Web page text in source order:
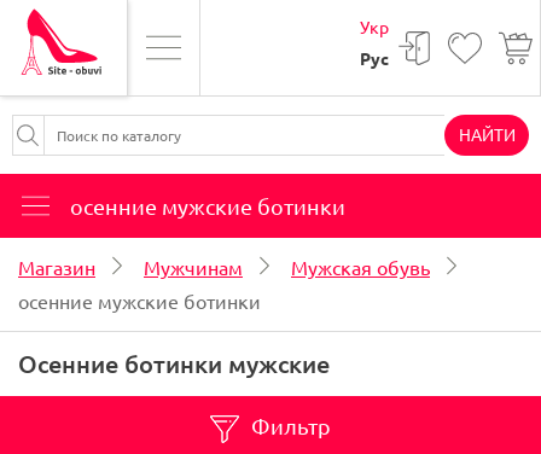
Укр
Рус
НАЙТИ
осенние мужские ботинки
Магазин Мужчинам
Мужская обувь
осенние мужские ботинки
Осенние ботинки мужские
Фильтр